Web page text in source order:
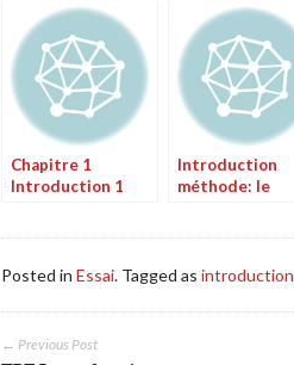
Chapitre 1
Introduction 1
Introduction
méthode: le
Posted inEssai. Tagged asintroduction
← Previous Post